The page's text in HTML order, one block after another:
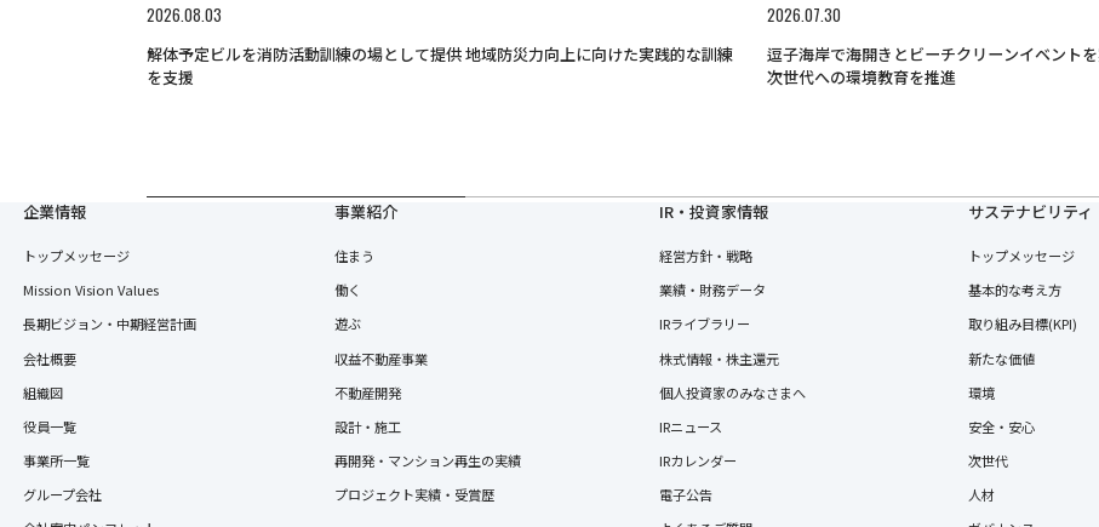
2026.08.03
解体予定ビルを消防活動訓練の場として提供 地域防災力向上に向けた実践的な訓練
を支援
2026.07.30
逗子海岸で海開きとビーチクリーンイベント
次世代への環境教育を推進
企業情報
トップメッセージ
Mission Vision Values
長期ビジョン・中期経営計画
会社概要
組織図
役員一覧
事業所一覧
グループ会社
事業紹介
住まう
働く
遊ぶ
収益不動産事業
不動産開発
設計・施工
再開発・マンション再生の実績
プロジェクト実績・受賞歴
IR・投資家情報
経営方針・戦略
業績・財務データ
IRライブラリー
株式情報・株主還元
個人投資家のみなさまへ
IRニュース
IRカレンダー
電子公告
サステナビリティ
トップメッセージ
基本的な考え方
取り組み目標(KPI)
新たな価値
環境
安全・安心
次世代
人材